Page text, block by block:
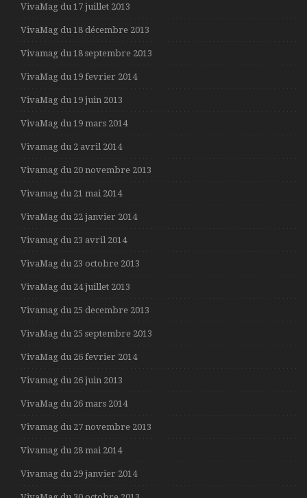
VivaMag du 17 juillet 2013
VivaMag du 18 décembre 2013
Vivamag du 18 septembre 2013
VivaMag du 19 fevrier 2014
VivaMag du 19 juin 2013
VivaMag du 19 mars 2014
Vivamag du 2 avril 2014
Vivamag du 20 novembre 2013
Vivamag du 21 mai 2014
VivaMag du 22 janvier 2014
Vivamag du 23 avril 2014
VivaMag du 23 octobre 2013
VivaMag du 24 juillet 2013
Vivamag du 25 decembre 2013
VivaMag du 25 septembre 2013
VivaMag du 26 fevrier 2014
Vivamag du 26 juin 2013
VivaMag du 26 mars 2014
Vivamag du 27 novembre 2013
Vivamag du 28 mai 2014
Vivamag du 29 janvier 2014